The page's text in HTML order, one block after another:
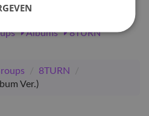
Albums
8TURN
/ 8TURN
/
Ver.)